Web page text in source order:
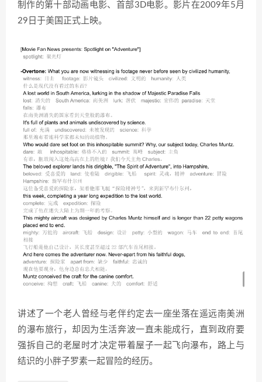
制作的第十部动画电影、首部3D电影。影片在2009年5月
29日于美国正式上映。
讲述了一个老人曾经与老伴约定去一座坐落在遥远南美洲
的瀑布旅行，却因为生活奔波一直未能成行，直到政府要
强拆自己的老屋时才决定带着屋子一起飞向瀑布，路上与
结识的小胖子罗素一起冒险的经历。